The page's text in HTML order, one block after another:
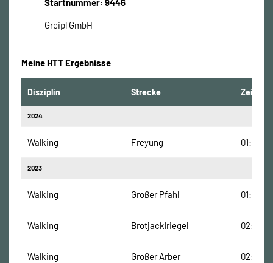
Startnummer: 9446
Greipl GmbH
Meine HTT Ergebnisse
Disziplin Strecke Zeit
2024
Walking Freyung
2023
Walking Großer Pfahl
Walking Brotjacklriegel
Walking Großer Arber